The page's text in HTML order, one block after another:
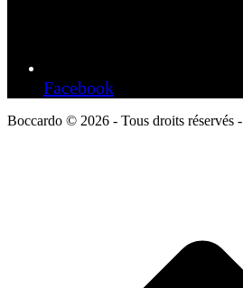
Facebook
Boccardo © 2026 - Tous droits réservés -